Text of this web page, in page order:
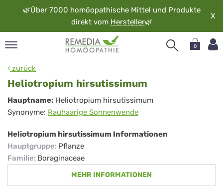
🌿Über 7000 homöopathische Mittel und Produkte
direkt vom Hersteller🌿
X
0
zurück
Heliotropium hirsutissimum
Heliotropium
hirsutissimum
Hauptname: Heliotropium hirsutissimum
Synonyme: Rauhaarige Sonnenwende
Heliotropium hirsutissimum Informationen
Hauptgruppe: Pflanze
Familie: Boraginaceae
MEHR INFORMATIONEN